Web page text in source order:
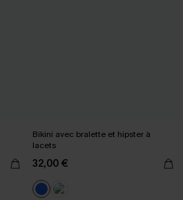
Bikini avec bralette et hipster à
lacets
32,00 €